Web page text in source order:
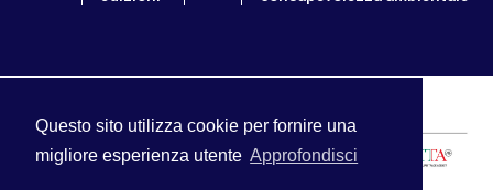
Questo sito utilizza cookie per fornire una
migliore esperienza utente Approfondisci